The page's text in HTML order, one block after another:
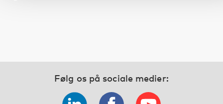
Følg os på sociale medier: